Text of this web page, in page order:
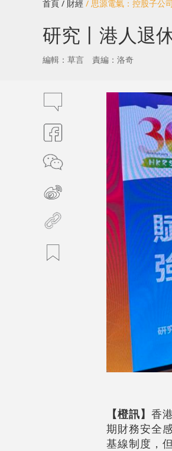
首頁 / 財經 / 思源電氣：控股子公
研究丨港人退
編輯：草言 責編：洛奇
【橙訊】 香
期財務安全
基線制度，